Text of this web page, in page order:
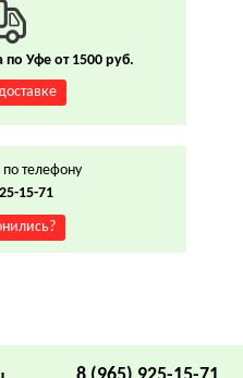
по Уфе от 1500 руб.
телефону
15-71